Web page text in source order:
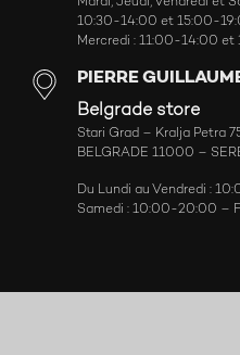
10:30-14:00 et 15:00-
Mercredi : 11:00-14:00
PIERRE
Belgrade store
Stari Grad – Kralja Petra
BELGRADE 11000 –
Du Lundi au Vendredi :
Samedi : 10:00-20:00 –